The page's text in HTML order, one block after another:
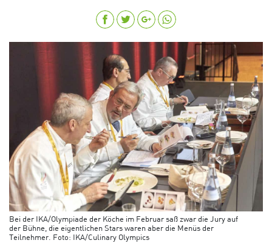
Bei der IKA/Olympiade der Köche im Februar saß zwar die Jury auf
der Bühne, die eigentlichen Stars waren aber die Menüs der
Teilnehmer. Foto: IKA/Culinary Olympics